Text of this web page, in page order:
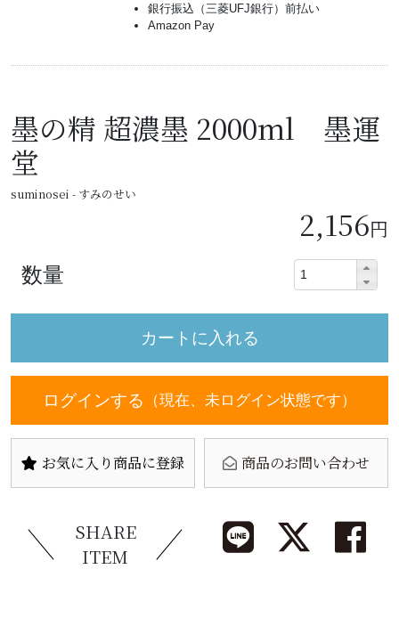
銀行振込（三菱UFJ銀行）前払い
Amazon Pay
墨の精 超濃墨 2000ml 墨運
堂
suminosei - すみのせい
2,156円
数量
ログインする （現在、未ログイン状態です）
お気に入り商品に登録 商品のお問い合わせ
SHARE
ITEM